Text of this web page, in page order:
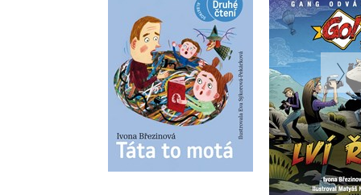
Táta to motá
Ivona Březinová
,
Andrea Kamasová
Do košíku
Lví
Ivona
Do
239 Kč